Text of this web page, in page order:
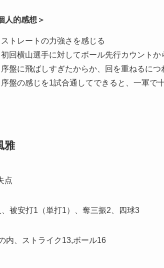
人的感想＞
ストレートの力強さを感じる
初回横山選手に対してボール先行カウント
序盤に飛ばしすぎたからか、回を重ねるにつ
序盤の感じを1試合通してできると、一軍で
雅
点
被安打1（単打1）、奪三振2、四球3
内、ストライク13,ボール16